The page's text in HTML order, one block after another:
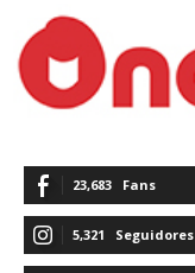
23,683 Fans
5,321 Seguidores